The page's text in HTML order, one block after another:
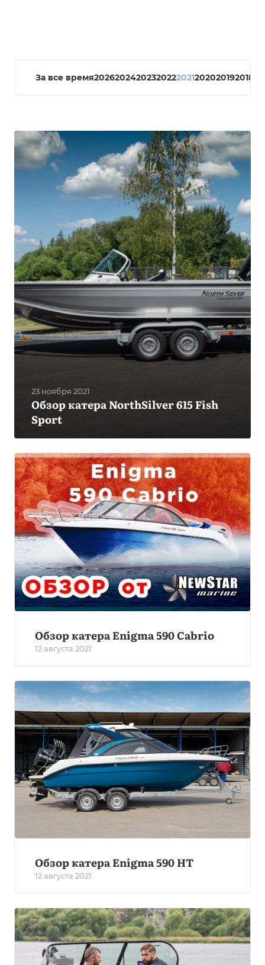
За все время20262024202320222021202020192018
Обзор катера NorthSilver 615 Fish
Sport
23 ноября 2021
Обзор катера Enigma 590 Cabrio
12 августа 2021
Обзор катера Enigma 590 HT
12 августа 2021